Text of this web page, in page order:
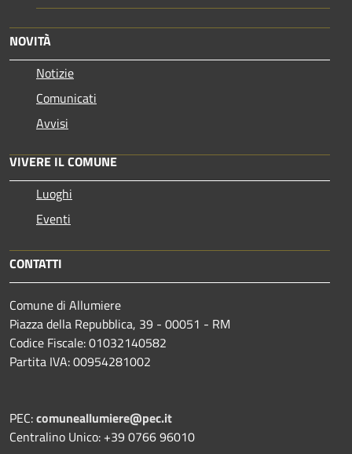
NOVITÀ
Notizie
Comunicati
Avvisi
VIVERE IL COMUNE
Luoghi
Eventi
CONTATTI
Comune di Allumiere
Piazza della Repubblica, 39 - 00051 - RM
Codice Fiscale: 01032140582
Partita IVA: 00954281002
PEC:comuneallumiere@pec.it
Centralino Unico: +39 0766 96010